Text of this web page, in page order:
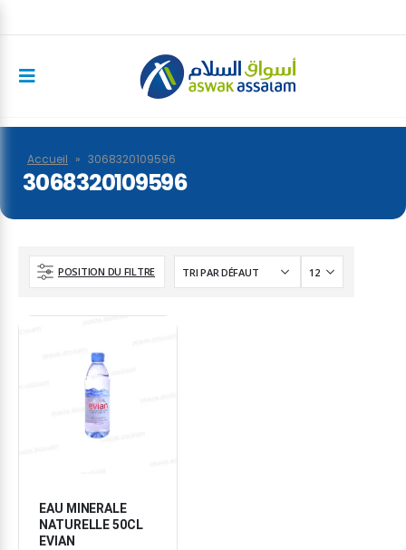
Accueil » 3068320109596
3068320109596
POSITION DU FILTRE
EAU MINERALE
NATURELLE 50CL
EVIAN